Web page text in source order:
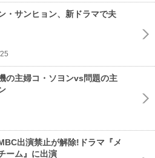
・サンヒョン、新ドラマで夫
の主婦コ・ソヨンvs問題の主
出演禁止が解除!ドラマ『メ
ーム』に出演